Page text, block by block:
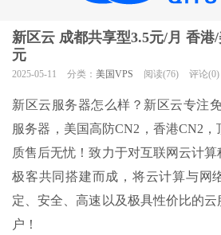
新区云 成都共享型3.5元/月 香港
元
2025-05-11 分类： 美国VPS 阅读(76) 评论(0)
新区云服务器怎么样？新区云专注
服务器，美国高防CN2，香港CN2
质售后无忧！致力于对互联网云计
极客共同搭建而成，将云计算与网
定、安全、高速以及极具性价比的
户！